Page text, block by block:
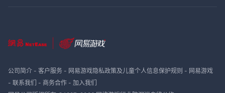
公司简介- 客户服务- 网易游戏隐私政策及儿童个人信息保护规则 - 网易游戏
- 联系我们 - 商务合作- 加入我们